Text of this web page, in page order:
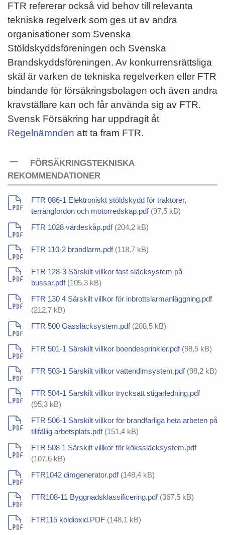
FTR refererar också vid behov till relevanta
tekniska regelverk som ges ut av andra
organisationer som Svenska
Stöldskyddsföreningen och Svenska
Brandskyddsföreningen. Av konkurrensrättsliga
skäl är varken de tekniska regelverken eller FTR
bindande för försäkringsbolagen och även andra
kravställare kan och får använda sig av FTR.
Svensk Försäkring har uppdragit åt
Regelnämnden att ta fram FTR.
FÖRSÄKRINGSTEKNISKA
REKOMMENDATIONER
FTR 086-1 Elektroniskt stöldskydd för traktorer,
terrängfordon och motorredskap.pdf(97,5 kB)
FTR 1028 värdeskåp.pdf(204,2 kB)
FTR 110-2 brandlarm.pdf(118,7 kB)
FTR 128-3 Särskilt villkor fast släcksystem på
bussar.pdf(105,3 kB)
FTR 130 4 Särskilt villkor för inbrottslarmanläggning.pdf
(212,7 kB)
FTR 500 Gassläcksystem.pdf(208,5 kB)
FTR 501-1 Särskilt villkor boendesprinkler.pdf(98,5 kB)
FTR 503-1 Särskilt villkor vattendimsystem.pdf(98,2 kB)
FTR 504-1 Särskilt villkor trycksatt stigarledning.pdf
(95,3 kB)
FTR 506-1 Särskilt villkor för brandfarliga heta arbeten på
tillfällig arbetsplats.pdf(151,4 kB)
FTR 508 1 Särskilt villkor för kökssläcksystem.pdf
(107,6 kB)
FTR1042 dimgenerator.pdf(148,4 kB)
FTR108-11 Byggnadsklassificering.pdf(367,5 kB)
FTR115 koldioxid.PDF (148,1 kB)